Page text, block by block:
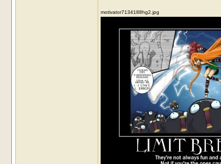
motivator7134188hg2.jpg